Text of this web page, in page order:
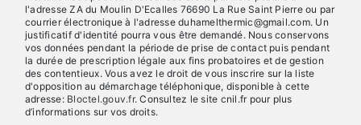
l'adresse ZA du Moulin D'Ecalles 76690 La Rue Saint Pierre ou par
courrier électronique à l'adresse duhamelthermic@gmail.com. Un
justificatif d'identité pourra vous être demandé. Nous conservons
vos données pendant la période de prise de contact puis pendant
la durée de prescription légale aux fins probatoires et de gestion
des contentieux. Vous avez le droit de vous inscrire sur la liste
d'opposition au démarchage téléphonique, disponible à cette
adresse: Bloctel.gouv.fr. Consultez le site cnil.fr pour plus
d’informations sur vos droits.